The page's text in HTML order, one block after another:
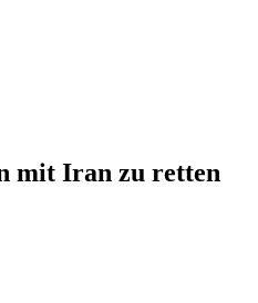
mit Iran zu retten